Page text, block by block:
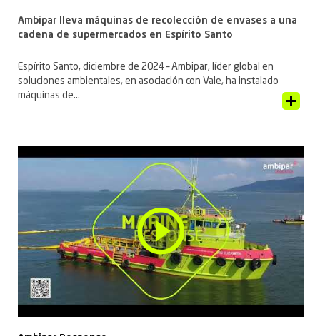
Ambipar lleva máquinas de recolección de envases a una
cadena de supermercados en Espírito Santo
Espírito Santo, diciembre de 2024 – Ambipar, líder global en
soluciones ambientales, en asociación con Vale, ha instalado
máquinas de...